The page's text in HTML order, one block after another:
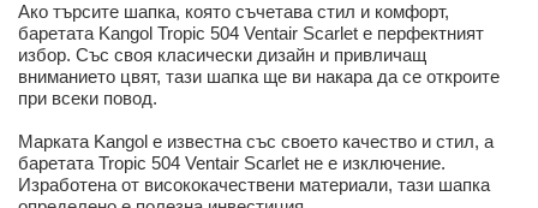
Ако търсите шапка, която съчетава стил и комфорт,
баретата Kangol Tropic 504 Ventair Scarlet е перфектният
избор. Със своя класически дизайн и привличащ
вниманието цвят, тази шапка ще ви накара да се откроите
при всеки повод.
Марката Kangol е известна със своето качество и стил, а
баретата Tropic 504 Ventair Scarlet не е изключение.
Изработена от висококачествени материали, тази шапка